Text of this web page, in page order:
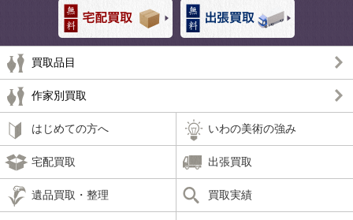
買取品目
作家別買取
はじめての方へ いわの美術の強み
宅配買取 出張買取
遺品買取・整理 買取実績